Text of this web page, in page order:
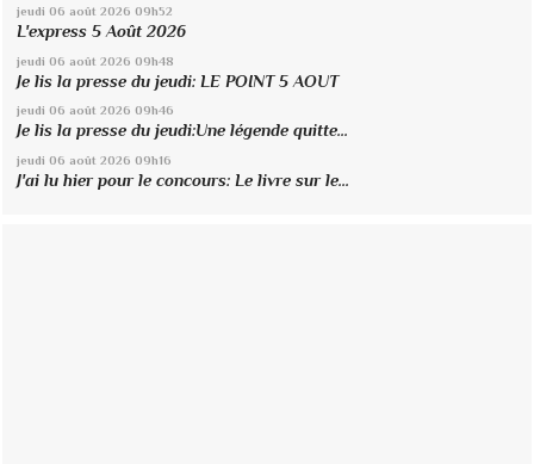
jeudi 06 août 2026 09h52
L'express 5 Août 2026
jeudi 06 août 2026 09h48
Je lis la presse du jeudi: LE POINT 5 AOUT
jeudi 06 août 2026 09h46
Je lis la presse du jeudi:Une légende quitte...
jeudi 06 août 2026 09h16
J'ai lu hier pour le concours: Le livre sur le...